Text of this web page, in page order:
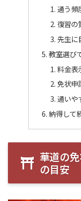
通う頻
復習の
先生に
教室選び
料金表
免状申
通いや
納得して
華道の
の目安